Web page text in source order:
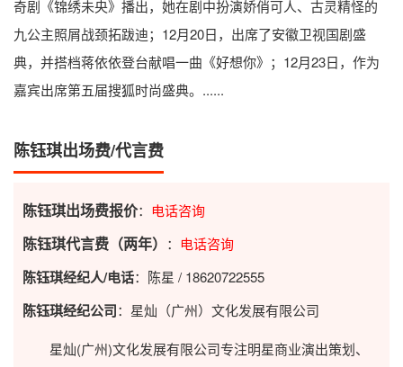
奇剧《锦绣未央》播出，她在剧中扮演娇俏可人、古灵精怪的
九公主照屑战颈拓跋迪；12月20日，出席了安徽卫视国剧盛
典，并搭档蒋依依登台献唱一曲《好想你》；12月23日，作为
嘉宾出席第五届搜狐时尚盛典。......
陈钰琪出场费/代言费
陈钰琪出场费报价： 电话咨询
陈钰琪代言费（两年） ： 电话咨询
陈钰琪经纪人/电话：陈星 / 18620722555
陈钰琪经纪公司：星灿（广州）文化发展有限公司
星灿(广州)文化发展有限公司专注明星商业演出策划、